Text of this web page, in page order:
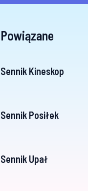
Powiązane
Sennik Kineskop
Sennik Posiłek
Sennik Upał